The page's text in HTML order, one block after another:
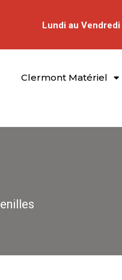
Lundi au
Clermont Matériel